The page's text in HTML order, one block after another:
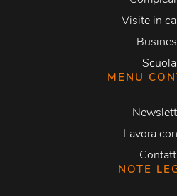
Visite in
Scuola
MENU
Lavora
NOTE